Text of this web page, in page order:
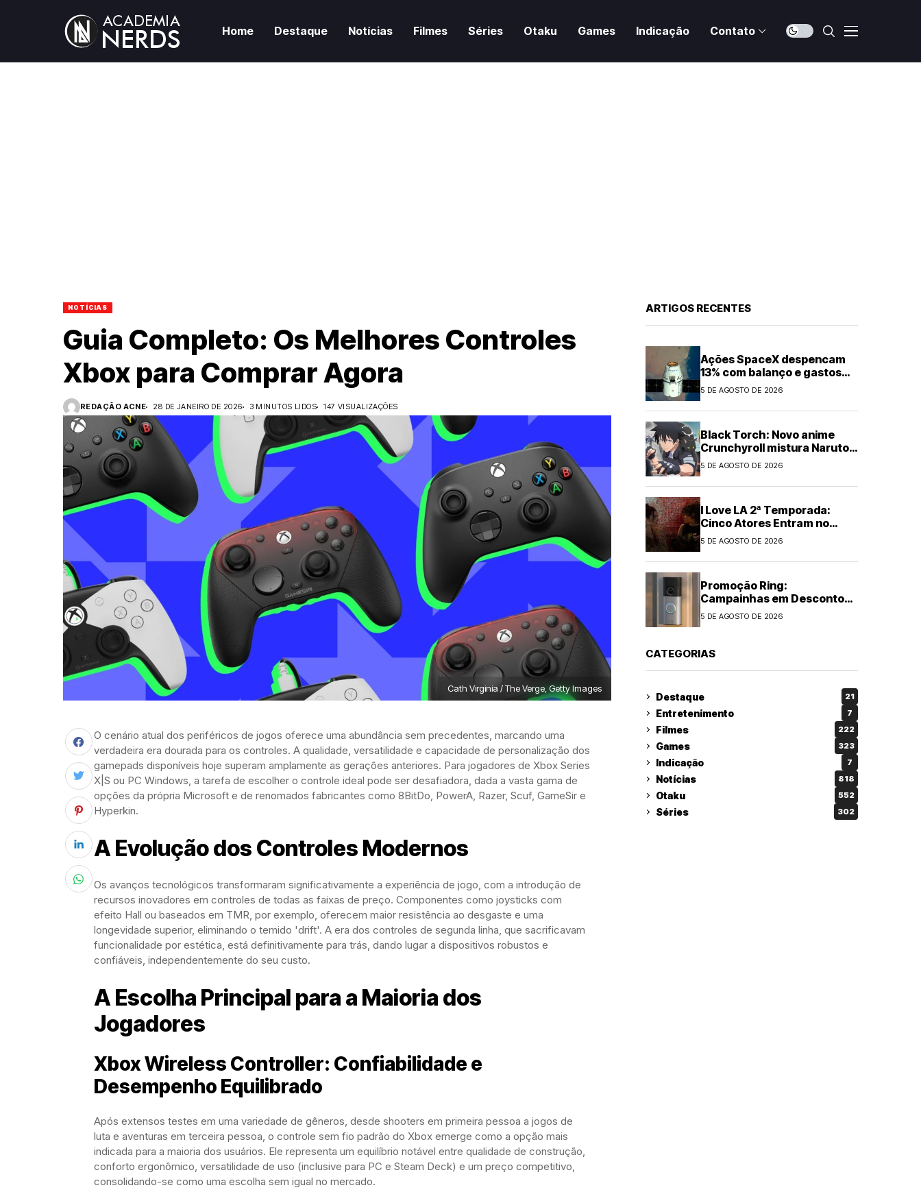
Home Destaque Notícias Filmes Séries Otaku Games Indicação Contato
NOTÍCIAS
Guia Completo: Os Melhores Controles
Xbox para Comprar Agora
REDAÇÃO ACNE 28 DE JANEIRO DE 2026 3 MINUTOS LIDOS 147 VISUALIZAÇÕES
Cath Virginia / The Verge, Getty Images
O cenário atual dos periféricos de jogos oferece uma abundância sem precedentes, marcando uma
verdadeira era dourada para os controles. A qualidade, versatilidade e capacidade de personalização dos
gamepads disponíveis hoje superam amplamente as gerações anteriores. Para jogadores de Xbox Series
X|S ou PC Windows, a tarefa de escolher o controle ideal pode ser desafiadora, dada a vasta gama de
opções da própria Microsoft e de renomados fabricantes como 8BitDo, PowerA, Razer, Scuf, GameSir e
Hyperkin.
A Evolução dos Controles Modernos
Os avanços tecnológicos transformaram significativamente a experiência de jogo, com a introdução de
recursos inovadores em controles de todas as faixas de preço. Componentes como joysticks com
efeito Hall ou baseados em TMR, por exemplo, oferecem maior resistência ao desgaste e uma
longevidade superior, eliminando o temido 'drift'. A era dos controles de segunda linha, que sacrificavam
funcionalidade por estética, está definitivamente para trás, dando lugar a dispositivos robustos e
confiáveis, independentemente do seu custo.
A Escolha Principal para a Maioria dos
Jogadores
Xbox Wireless Controller: Confiabilidade e
Desempenho Equilibrado
Após extensos testes em uma variedade de gêneros, desde shooters em primeira pessoa a jogos de
luta e aventuras em terceira pessoa, o controle sem fio padrão do Xbox emerge como a opção mais
indicada para a maioria dos usuários. Ele representa um equilíbrio notável entre qualidade de construção,
conforto ergonômico, versatilidade de uso (inclusive para PC e Steam Deck) e um preço competitivo,
consolidando-se como uma escolha sem igual no mercado.
ARTIGOS RECENTES
Ações SpaceX despencam
13% com balanço e gastos
em IA
5 DE AGOSTO DE 2026
Black Torch: Novo anime
Crunchyroll mistura Naruto e
Chainsaw Man
5 DE AGOSTO DE 2026
I Love LA 2ª Temporada:
Cinco Atores Entram no
Elenco
5 DE AGOSTO DE 2026
Promoção Ring:
Campainhas em Desconto
de Até US$60
5 DE AGOSTO DE 2026
CATEGORIAS
Destaque 21
Entretenimento 7
Filmes 222
Games 323
Indicação 7
Notícias 818
Otaku 552
Séries 302